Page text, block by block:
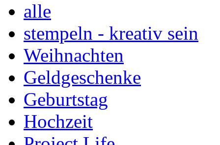
alle
stempeln - kreativ sein
Weihnachten
Geldgeschenke
Geburtstag
Hochzeit